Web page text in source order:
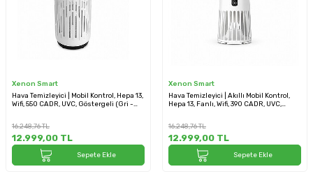
Xenon Smart
Hava Temizleyici | Mobil Kontrol, Hepa 13,
Wifi, 550 CADR, UVC, Göstergeli (Gri -
16.248,76TL
12.999,00 TL
Sepete Ekle
Xenon Smart
Hava Temizleyici | Akıllı Mobil Kontrol,
Hepa 13, Fanlı, Wifi, 390 CADR, UVC,
16.248,76TL
12.999,00 TL
Sepete Ekle